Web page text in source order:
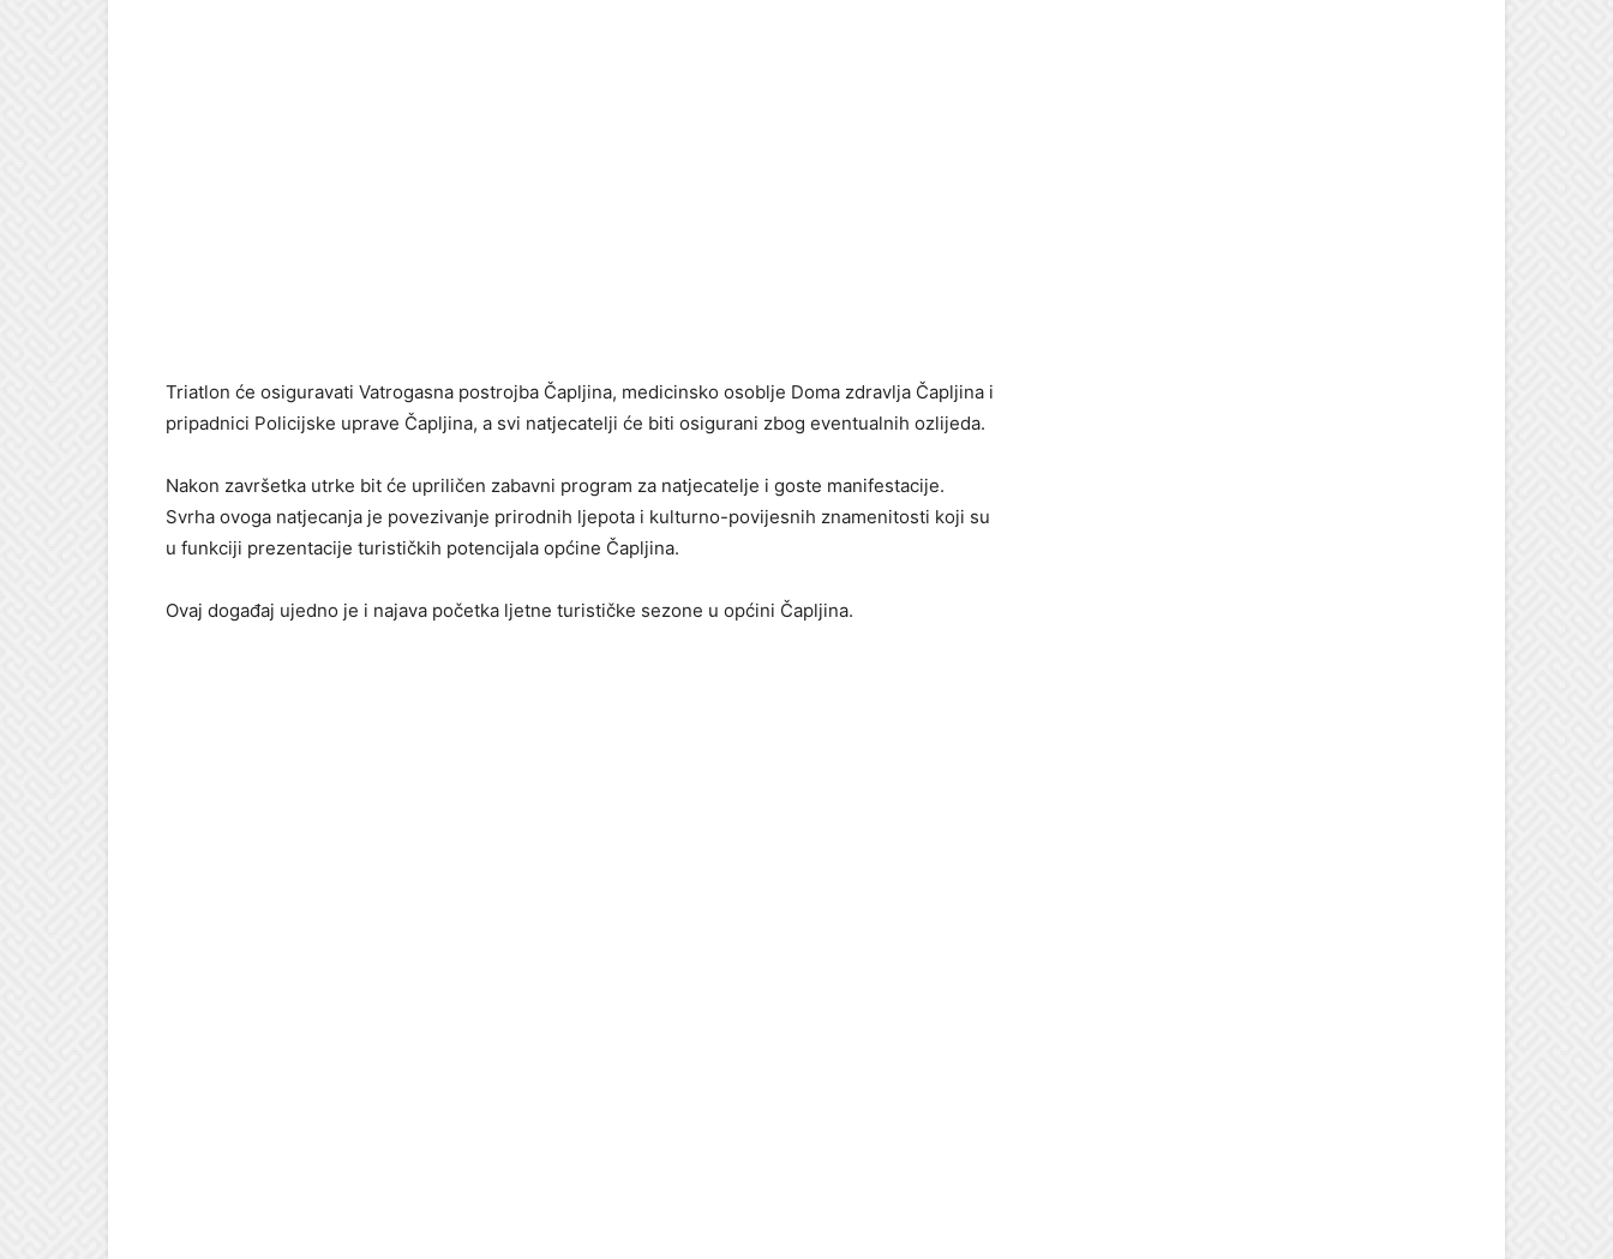
Triatlon će osiguravati Vatrogasna postrojba Čapljina, medicinsko osoblje Doma zdravlja Čapljina i
pripadnici Policijske uprave Čapljina, a svi natjecatelji će biti osigurani zbog eventualnih ozlijeda.
Nakon završetka utrke bit će upriličen zabavni program za natjecatelje i goste manifestacije.
Svrha ovoga natjecanja je povezivanje prirodnih ljepota i kulturno-povijesnih znamenitosti koji su
u funkciji prezentacije turističkih potencijala općine Čapljina.
Ovaj događaj ujedno je i najava početka ljetne turističke sezone u općini Čapljina.